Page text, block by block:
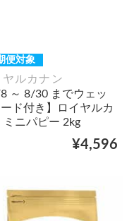
便対象
ヤルカナン
8 ～ 8/30 までウェッ
ード付き】ロイヤルカ
ミニパピー 2kg
¥4,596